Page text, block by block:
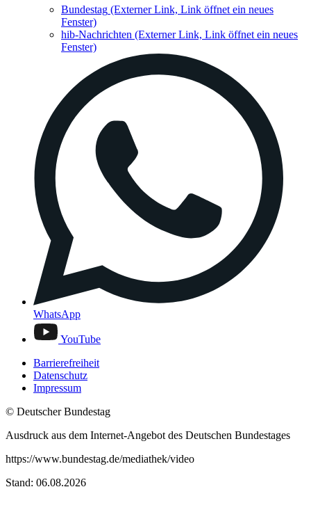
Bundestag (Externer Link, Link öffnet ein neues
Fenster)
hib-Nachrichten (Externer Link, Link öffnet ein neues
Fenster)
WhatsApp
YouTube
Barrierefreiheit
Datenschutz
Impressum
© Deutscher Bundestag
Ausdruck aus dem Internet-Angebot des Deutschen Bundestages
https://www.bundestag.de/mediathek/video
Stand: 06.08.2026